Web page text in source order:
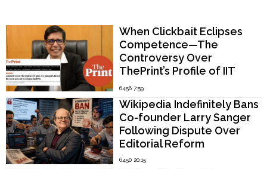
When Clickbait Eclipses
Competence—The
Controversy Over
ThePrint’s Profile of IIT
Madras Director V.
Kamakoti
6456 7:59
Wikipedia Indefinitely Bans
Co-founder Larry Sanger
Following Dispute Over
Editorial Reform
6450 20:15